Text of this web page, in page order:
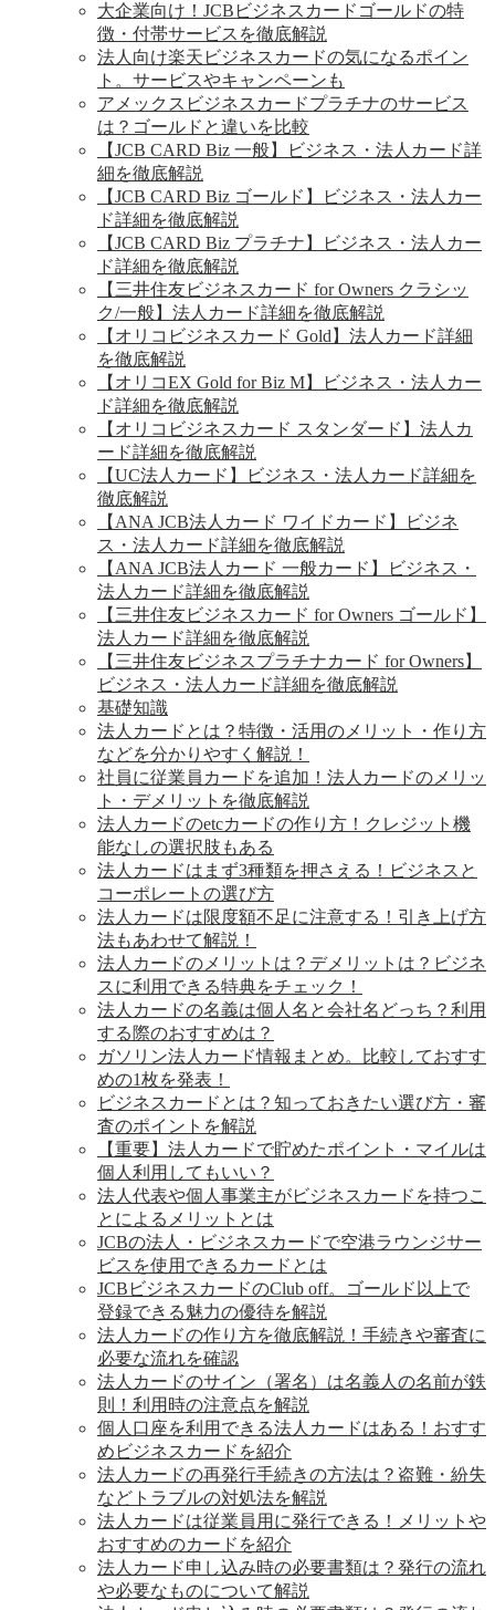
大企業向け！JCBビジネスカードゴールドの特
徴・付帯サービスを徹底解説
法人向け楽天ビジネスカードの気になるポイン
ト。サービスやキャンペーンも
アメックスビジネスカードプラチナのサービス
は？ゴールドと違いを比較
【JCB CARD Biz 一般】ビジネス・法人カード詳
細を徹底解説
【JCB CARD Biz ゴールド】ビジネス・法人カー
ド詳細を徹底解説
【JCB CARD Biz プラチナ】ビジネス・法人カー
ド詳細を徹底解説
【三井住友ビジネスカード for Owners クラシッ
ク/一般】法人カード詳細を徹底解説
【オリコビジネスカード Gold】法人カード詳細
を徹底解説
【オリコEX Gold for Biz M】ビジネス・法人カー
ド詳細を徹底解説
【オリコビジネスカード スタンダード】法人カ
ード詳細を徹底解説
【UC法人カード】ビジネス・法人カード詳細を
徹底解説
【ANA JCB法人カード ワイドカード】ビジネ
ス・法人カード詳細を徹底解説
【ANA JCB法人カード 一般カード】ビジネス・
法人カード詳細を徹底解説
【三井住友ビジネスカード for Owners ゴールド】
法人カード詳細を徹底解説
【三井住友ビジネスプラチナカード for Owners】
ビジネス・法人カード詳細を徹底解説
基礎知識
法人カードとは？特徴・活用のメリット・作り方
などを分かりやすく解説！
社員に従業員カードを追加！法人カードのメリッ
ト・デメリットを徹底解説
法人カードのetcカードの作り方！クレジット機
能なしの選択肢もある
法人カードはまず3種類を押さえる！ビジネスと
コーポレートの選び方
法人カードは限度額不足に注意する！引き上げ方
法もあわせて解説！
法人カードのメリットは？デメリットは？ビジネ
スに利用できる特典をチェック！
法人カードの名義は個人名と会社名どっち？利用
する際のおすすめは？
ガソリン法人カード情報まとめ。比較しておすす
めの1枚を発表！
ビジネスカードとは？知っておきたい選び方・審
査のポイントを解説
【重要】法人カードで貯めたポイント・マイルは
個人利用してもいい？
法人代表や個人事業主がビジネスカードを持つこ
とによるメリットとは
JCBの法人・ビジネスカードで空港ラウンジサー
ビスを使用できるカードとは
JCBビジネスカードのClub off。ゴールド以上で
登録できる魅力の優待を解説
法人カードの作り方を徹底解説！手続きや審査に
必要な流れを確認
法人カードのサイン（署名）は名義人の名前が鉄
則！利用時の注意点を解説
個人口座を利用できる法人カードはある！おすす
めビジネスカードを紹介
法人カードの再発行手続きの方法は？盗難・紛失
などトラブルの対処法を解説
法人カードは従業員用に発行できる！メリットや
おすすめのカードを紹介
法人カード申し込み時の必要書類は？発行の流れ
や必要なものについて解説